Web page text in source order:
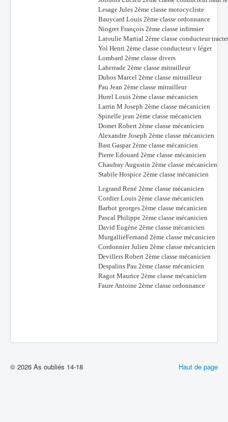
Lesage Jules 2ème classe motocycliste
Bauycard Louis 2ème classe ordonnance
Niogret François 2ème classe infirmier
Latoulie Martial 2ème classe conducteur
Yol Henri 2ème classe conducteur v léger
Lombard 2ème classe divers
Laherrade 2ème classe mitrailleur
Dubos Marcel 2ème classe mitrailleur
Pau Jean 2ème classe mitrailleur
Hurel Louis 2ème classe mécanicien
Larrin M Joseph 2ème classe mécanicien
Spinelle jean 2ème classe mécanicien
Domet Robert 2ème classe mécanicien
Alexandre Joseph 2ème classe mécanicien
Bast Gaspar 2ème classe mécanicien
Pierre Edouard 2ème classe mécanicien
Chaufray Augustin 2ème classe mécanicien
Stabile Hospice 2ème classe mécanicien
Legrand René 2ème classe mécanicien
Cordier Louis 2ème classe mécanicien
Barbot georges 2ème classe mécanicien
Pascal Philippe 2ème classe mécanicien
David Eugène 2ème classe mécanicien
MurgalliéFernand 2ème classe mécanicien
Cordonnier Julien 2ème classe mécanicien
Devillers Robert 2ème classe mécanicien
Despalins Pau 2ème classe mécanicien
Ragot Maurice 2ème classe mécanicien
Faure Antoine 2ème classe ordonnance
Haut de page
© 2026 As oubliés 14-18